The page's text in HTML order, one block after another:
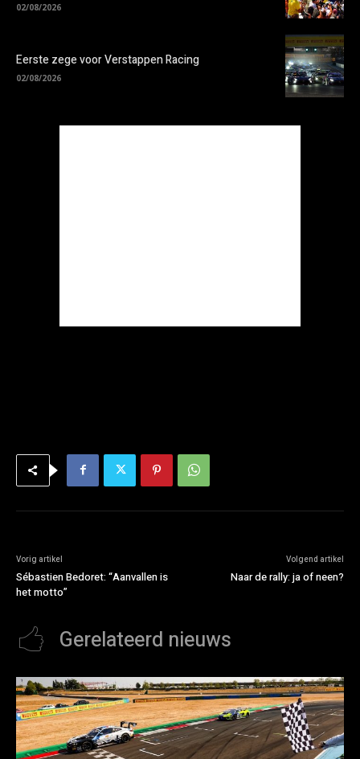
02/08/2026
Eerste zege voor Verstappen Racing
02/08/2026
Vorig artikel
Sébastien Bedoret: “Aanvallen is
het motto”
Volgend artikel
Naar de rally: ja of neen?
Gerelateerd nieuws